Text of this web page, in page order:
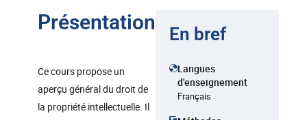
Présentation
Ce cours propose un
aperçu général du droit de
la propriété intellectuelle. Il
En bref
Langues
d'enseignement
Français